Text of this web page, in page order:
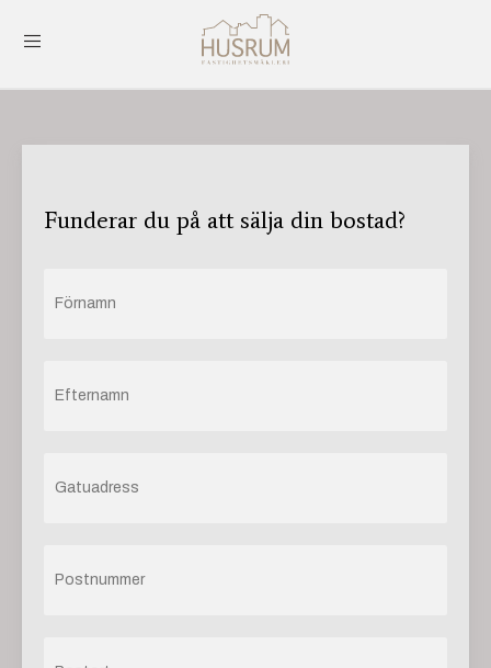
Funderar du på att sälja din bostad?